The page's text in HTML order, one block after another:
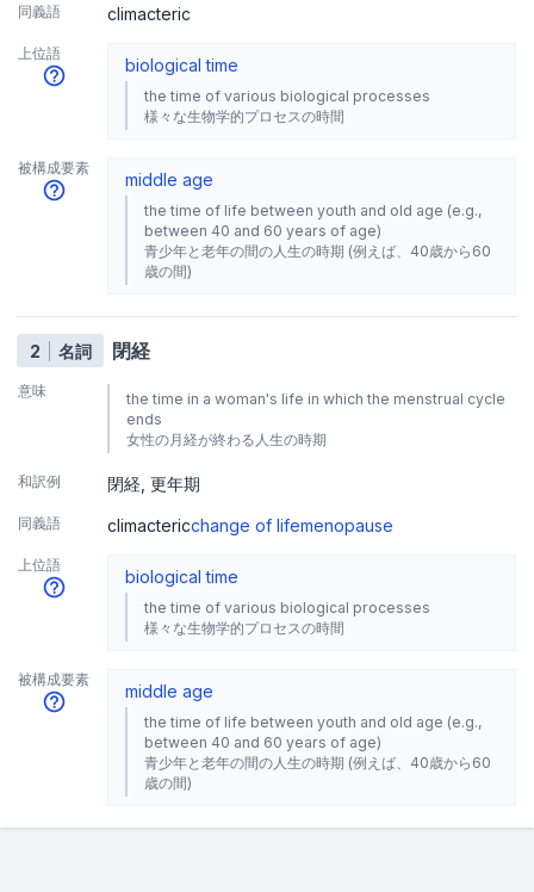
同義語 climacteric
上位語
biological time
the time of various biological processes
様々な生物学的プロセスの時間
被構成要素
middle age
the time of life between youth and old age (e.g.,
between 40 and 60 years of age)
青少年と老年の間の人生の時期 (例えば、40歳から60
歳の間)
2 名詞 閉経
意味
the time in a woman's life in which the menstrual cycle
ends
女性の月経が終わる人生の時期
和訳例 閉経 更年期
同義語 climactericchange of lifemenopause
上位語
biological time
the time of various biological processes
様々な生物学的プロセスの時間
被構成要素
middle age
the time of life between youth and old age (e.g.,
between 40 and 60 years of age)
青少年と老年の間の人生の時期 (例えば、40歳から60
歳の間)